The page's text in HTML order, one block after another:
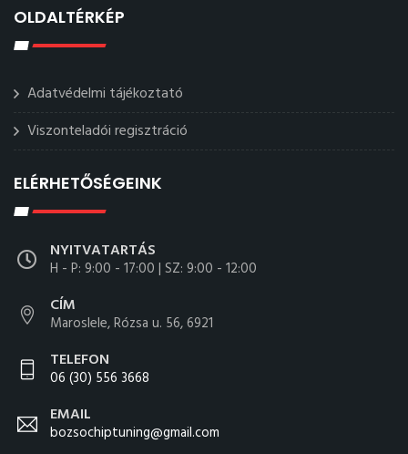
OLDALTÉRKÉP
Adatvédelmi tájékoztató
Viszonteladói regisztráció
ELÉRHETŐSÉGEINK
NYITVATARTÁS
H - P: 9:00 - 17:00 | SZ: 9:00 - 12:00
CÍM
Maroslele, Rózsa u. 56, 6921
TELEFON
06 (30) 556 3668
EMAIL
bozsochiptuning@gmail.com